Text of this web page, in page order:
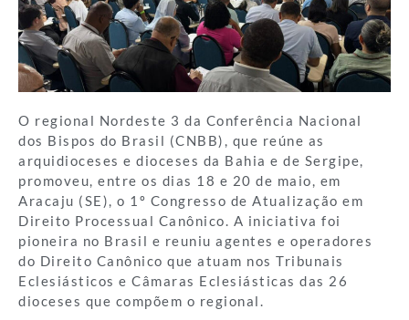
O regional Nordeste 3 da Conferência Nacional
dos Bispos do Brasil (CNBB), que reúne as
arquidioceses e dioceses da Bahia e de Sergipe,
promoveu, entre os dias 18 e 20 de maio, em
Aracaju (SE), o 1º Congresso de Atualização em
Direito Processual Canônico. A iniciativa foi
pioneira no Brasil e reuniu agentes e operadores
do Direito Canônico que atuam nos Tribunais
Eclesiásticos e Câmaras Eclesiásticas das 26
dioceses que compõem o regional.